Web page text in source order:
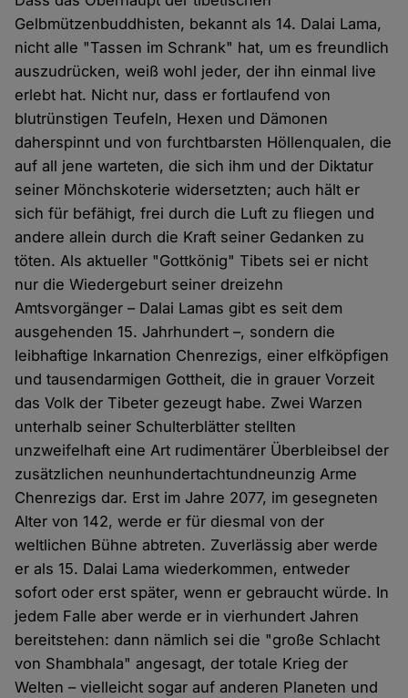
Gelbmützenbuddhisten, bekannt als 14. Dalai Lama,
nicht alle "Tassen im Schrank" hat, um es freundlich
auszudrücken, weiß wohl jeder, der ihn einmal live
erlebt hat. Nicht nur, dass er fortlaufend von
blutrünstigen Teufeln, Hexen und Dämonen
daherspinnt und von furchtbarsten Höllenqualen, die
auf all jene warteten, die sich ihm und der Diktatur
seiner Mönchskoterie widersetzten; auch hält er
sich für befähigt, frei durch die Luft zu fliegen und
andere allein durch die Kraft seiner Gedanken zu
töten. Als aktueller "Gottkönig" Tibets sei er nicht
nur die Wiedergeburt seiner dreizehn
Amtsvorgänger – Dalai Lamas gibt es seit dem
ausgehenden 15. Jahrhundert –, sondern die
leibhaftige Inkarnation Chenrezigs, einer elfköpfigen
und tausendarmigen Gottheit, die in grauer Vorzeit
das Volk der Tibeter gezeugt habe. Zwei Warzen
unterhalb seiner Schulterblätter stellten
unzweifelhaft eine Art rudimentärer Überbleibsel der
zusätzlichen neunhundertachtundneunzig Arme
Chenrezigs dar. Erst im Jahre 2077, im gesegneten
Alter von 142, werde er für diesmal von der
weltlichen Bühne abtreten. Zuverlässig aber werde
er als 15. Dalai Lama wiederkommen, entweder
sofort oder erst später, wenn er gebraucht würde. In
jedem Falle aber werde er in vierhundert Jahren
bereitstehen: dann nämlich sei die "große Schlacht
von Shambhala" angesagt, der totale Krieg der
Welten – vielleicht sogar auf anderen Planeten und